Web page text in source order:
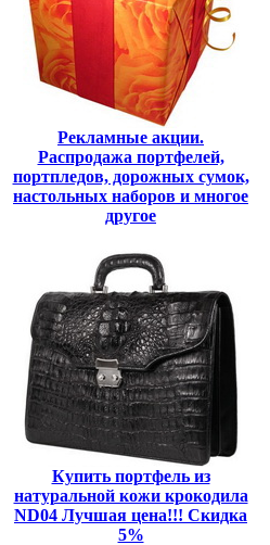
Рекламные акции.
Распродажа портфелей,
портпледов, дорожных сумок,
настольных наборов и многое
другое
Купить портфель из
натуральной кожи крокодила
ND04 Лучшая цена!!! Скидка
5%